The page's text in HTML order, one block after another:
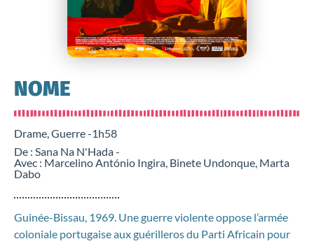
NOME
Drame, Guerre -1h58
De : Sana Na N'Hada -
Avec : Marcelino António Ingira, Binete Undonque, Marta
Dabo
Guinée-Bissau, 1969. Une guerre violente oppose l’armée
coloniale portugaise aux guérilleros du Parti Africain pour